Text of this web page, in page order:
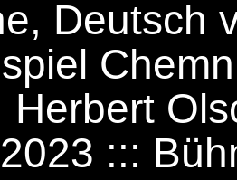
Deutsch
Herbert
:::